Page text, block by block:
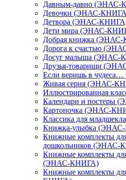
Давным-давно (ЭНАС-
Девочки (ЭНАС-
Детвора (ЭНАС-
Дети мира (ЭНАС-
Добрая книжка
Дорога к счастью
Досуг малыша (ЭНАС-
Друзья-товарищи
Если веришь в
Живая серия (ЭНАС-
Иллюстрированная
Календари и постеры
Картоночка (ЭНАС-
Классика для
Книжка-улыбка
Книжные комплекты
дошкольников (ЭНАС-
Книжные комплекты
(ЭНАС-КНИГА)
Книжные комплекты